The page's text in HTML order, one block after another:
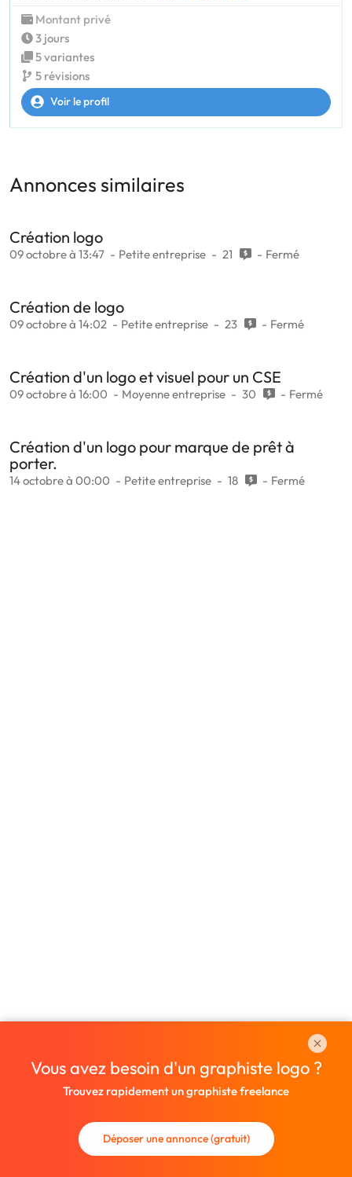
Montant privé
3 jours
5 variantes
5 révisions
Voir le profil
Annonces similaires
Création logo
09 octobre à 13:47 Petite entreprise 21 Fermé
Création de logo
09 octobre à 14:02 Petite entreprise 23 Fermé
Création d'un logo et visuel pour un CSE
09 octobre à 16:00 Moyenne entreprise 30 Fermé
Création d'un logo pour marque de prêt à
porter.
14 octobre à 00:00 Petite entreprise 18 Fermé
Vous avez besoin d'un graphiste logo ?
Trouvez rapidement un graphiste freelance
Déposer une annonce (gratuit)